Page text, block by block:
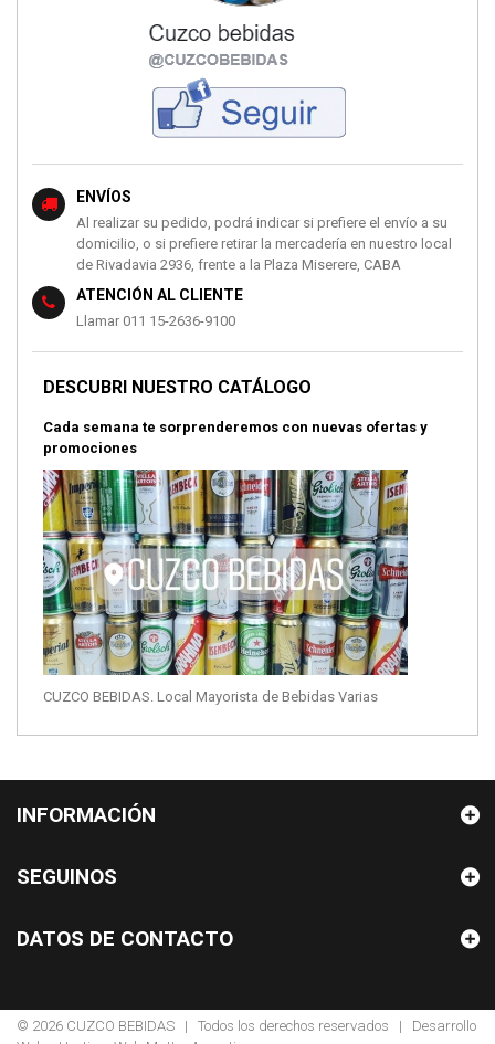
ENVÍOS
Al realizar su pedido, podrá indicar si prefiere el envío a su
domicilio, o si prefiere retirar la mercadería en nuestro local
de Rivadavia 2936, frente a la Plaza Miserere, CABA
ATENCIÓN AL CLIENTE
Llamar 011 15-2636-9100
DESCUBRI NUESTRO CATÁLOGO
Cada semana te sorprenderemos con nuevas ofertas y
promociones
CUZCO BEBIDAS. Local Mayorista de Bebidas Varias
INFORMACIÓN
© 2026 CUZCO BEBIDAS | Todos los derechos reservados | Desarrollo
SEGUINOS
DATOS DE CONTACTO